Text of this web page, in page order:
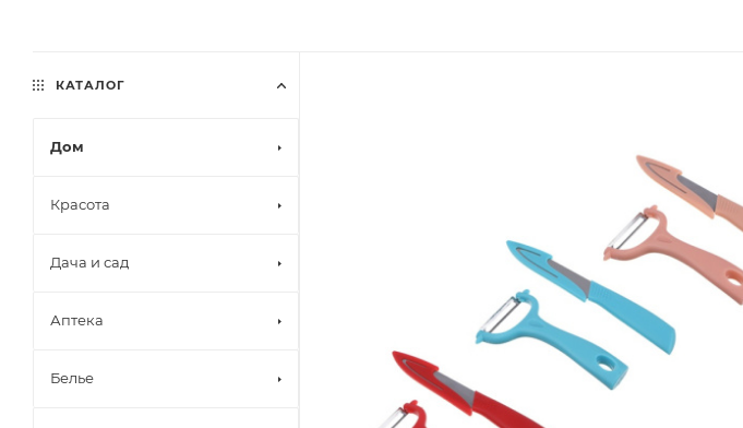
КАТАЛОГ
Дом
Красота
Дача и сад
Аптека
Белье